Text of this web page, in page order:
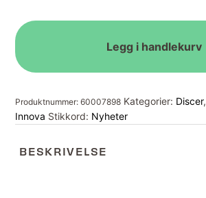
Eagle
EDGF
antall
Legg i handlekurv
Produktnummer:60007898 Kategorier: Discer,
Innova Stikkord: Nyheter
BESKRIVELSE